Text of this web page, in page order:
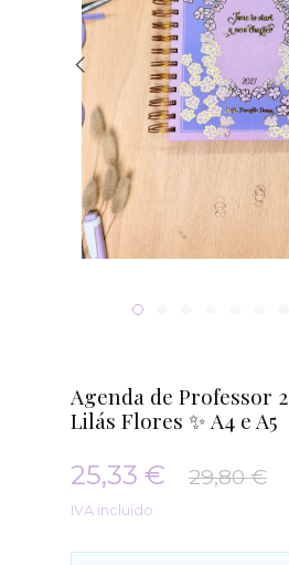
Agenda de Professor
Lilás Flores ✨ A4 e A5
25,33 € 29,80 €
IVA incluído.